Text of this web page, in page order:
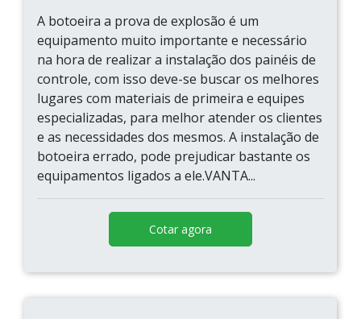
A botoeira a prova de explosão é um
equipamento muito importante e necessário
na hora de realizar a instalação dos painéis de
controle, com isso deve-se buscar os melhores
lugares com materiais de primeira e equipes
especializadas, para melhor atender os clientes
e as necessidades dos mesmos. A instalação de
botoeira errado, pode prejudicar bastante os
equipamentos ligados a ele.VANTA...
Cotar agora